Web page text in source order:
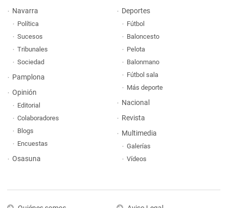
Navarra
Política
Sucesos
Tribunales
Sociedad
Pamplona
Opinión
Editorial
Colaboradores
Blogs
Encuestas
Osasuna
Deportes
Fútbol
Baloncesto
Pelota
Balonmano
Fútbol sala
Más deporte
Nacional
Revista
Multimedia
Galerías
Vídeos